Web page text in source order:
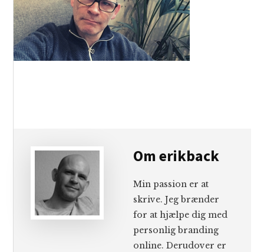
Omerikback
Min passion er at
skrive. Jeg brænder
for at hjælpe dig med
personlig branding
online. Derudover er